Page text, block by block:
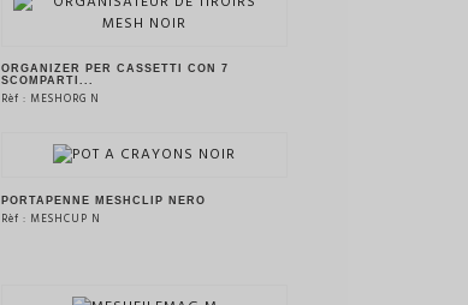
VEDERE IL PRODOTTO
ORGANIZER PER CASSETTI CON 7
SCOMPARTI...
Rèf : MESHORG N
PORTAPENNE MESHCLIP NERO
Rèf : MESHCUP N